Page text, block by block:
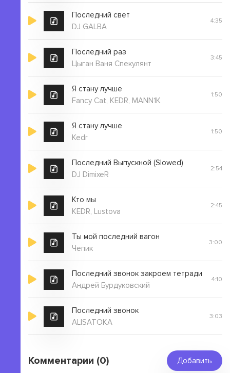
Последний свет
DJ GALBA
4:35
Последний раз
Цыган Ваня Спекулянт
3:45
Я стану лучше
Fancy Cat, KEDR, MANN1K
1:50
Я стану лучше
Kedr
1:50
Последний Выпускной (Slowed)
DJ DimixeR
2:54
Кто мы
KEDR, Lustova
2:45
Ты мой последний вагон
Чепик
3:00
Последний звонок закроем тетради
Андрей Бурдуковский
4:10
Последний звонок
ALISATOKA
3:03
Комментарии (0) Добавить